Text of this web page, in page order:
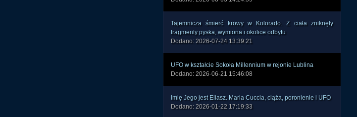
Dodano: 2026-07-24 13:39:21